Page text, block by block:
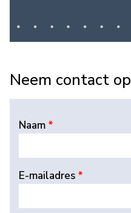
Neem contact op
Naam *
E-mailadres *